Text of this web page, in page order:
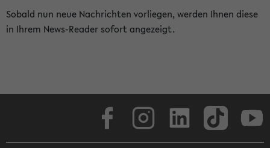
Sobald nun neue Nachrichten vorliegen, werden Ihnen diese
in Ihrem News-Reader sofort angezeigt.